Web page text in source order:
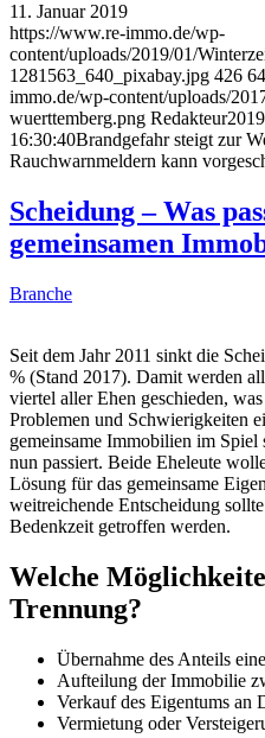
11. Januar 2019
https://www.re-immo.de/wp-
content/uploads/2019/01/
1281563_640_pixabay.jpg 426
immo.de/wp-content/uploads/
wuerttemberg.png Redakteur
16:30:40Brandgefahr steigt zur
Rauchwarnmeldern kann
Scheidung – Was
gemeinsamen
Branche
Seit dem Jahr 2011 sinkt die
% (Stand 2017). Damit werden
viertel aller Ehen geschieden,
Problemen und Schwierigkeiten
gemeinsame Immobilien im
nun passiert. Beide Eheleute
Lösung für das gemeinsame
weitreichende Entscheidung
Bedenkzeit getroffen werden.
Welche
Trennung?
Übernahme des Anteils
Aufteilung der Immobilie
Verkauf des Eigentums an
Vermietung oder